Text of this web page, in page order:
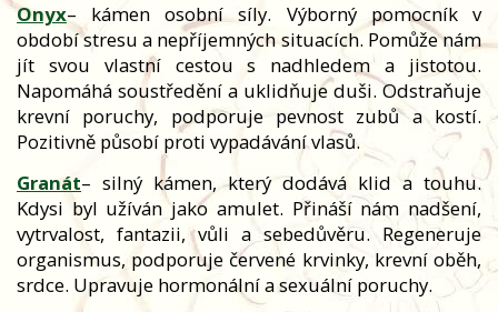
Onyx– kámen osobní síly. Výborný pomocník v
období stresu a nepříjemných situacích. Pomůže nám
jít svou vlastní cestou s nadhledem a jistotou.
Napomáhá soustředění a uklidňuje duši. Odstraňuje
krevní poruchy, podporuje pevnost zubů a kostí.
Pozitivně působí proti vypadávání vlasů.
Granát– silný kámen, který dodává klid a touhu.
Kdysi byl užíván jako amulet. Přináší nám nadšení,
vytrvalost, fantazii, vůli a sebedůvěru. Regeneruje
organismus, podporuje červené krvinky, krevní oběh,
srdce. Upravuje hormonální a sexuální poruchy.